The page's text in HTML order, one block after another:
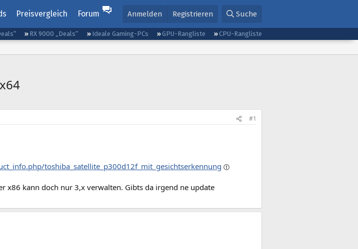
Preisvergleich Forum Anmelden Registrieren Suche
RX 9000 „Deals“ Ideale Gaming-PCs GPU-Rangliste
CPU-Rangliste
#1
toshiba_satellite_p300d12f_mit_gesichtserkennung
x86 kann doch nur 3,x verwalten. Gibts da irgend ne update